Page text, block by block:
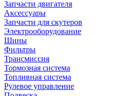
Запчасти двигателя
Аксессуары
Запчасти для скутеров
Электрооборудование
Шины
Фильтры
Трансмиссия
Тормозная система
Топливная система
Рулевое управление